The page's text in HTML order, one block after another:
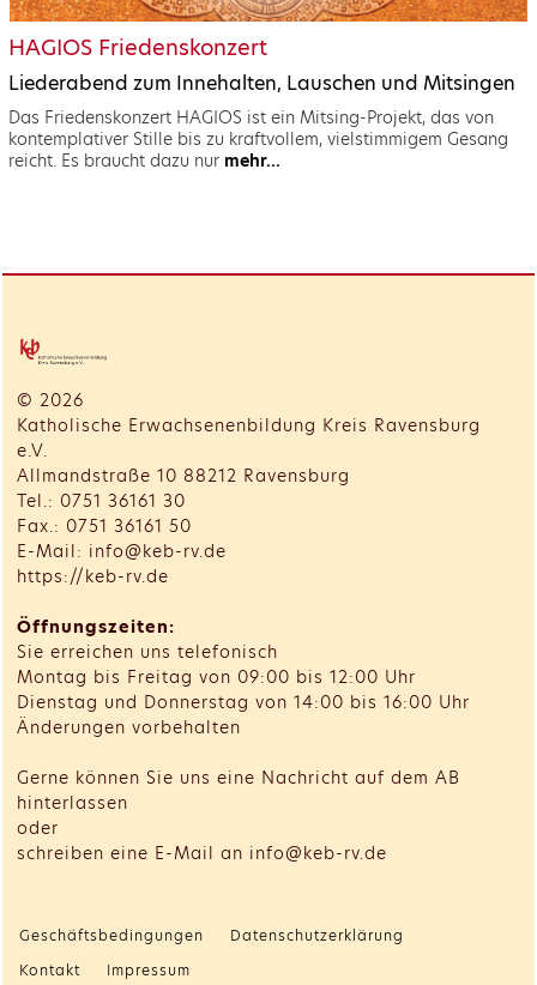
HAGIOS Friedenskonzert
Liederabend zum Innehalten, Lauschen und Mitsingen
Das Friedenskonzert HAGIOS ist ein Mitsing-Projekt, das von
kontemplativer Stille bis zu kraftvollem, vielstimmigem Gesang
reicht. Es braucht dazu nurmehr...
© 2026
Katholische Erwachsenenbildung Kreis Ravensburg
e.V.
Allmandstraße 10 88212 Ravensburg
Tel.: 0751 36161 30
Fax.: 0751 36161 50
E-Mail: info@keb-rv.de
https://keb-rv.de
Öffnungszeiten:
Sie erreichen uns telefonisch
Montag bis Freitag von 09:00 bis 12:00 Uhr
Dienstag und Donnerstag von 14:00 bis 16:00 Uhr
Änderungen vorbehalten
Gerne können Sie uns eine Nachricht auf dem AB
hinterlassen
oder
schreiben eine E-Mail an info@keb-rv.de
Geschäftsbedingungen
Datenschutzerklärung
Kontakt
Impressum